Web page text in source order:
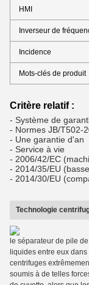
HMI
Inverseur de
Incidence
Mots-clés de produit
Critère relatif :
- Système de
- Normes JB/T502-
- Une garantie d'an
- Service à vie
- 2006/42/EC
- 2014/35/EU
- 2014/30/EU
Technologie
le séparateur de pile
liquides entre eux
centrifuges
soumis à de telles